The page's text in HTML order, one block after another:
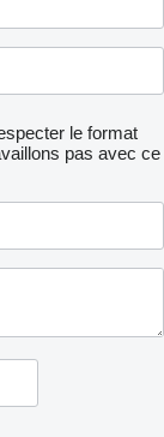
le format
pas avec ce